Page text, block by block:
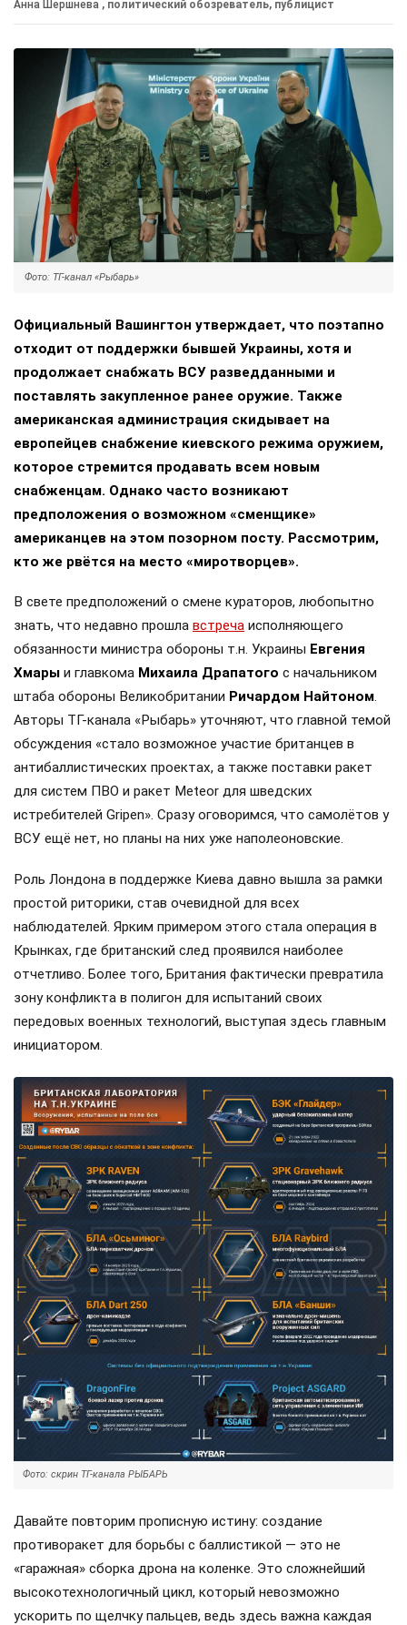
Анна Шершнева , политический обозреватель, публицист
Фото: ТГ-канал «Рыбарь»
Официальный Вашингтон утверждает, что поэтапно
отходит от поддержки бывшей Украины, хотя и
продолжает снабжать ВСУ разведданными и
поставлять закупленное ранее оружие. Также
американская администрация скидывает на
европейцев снабжение киевского режима оружием,
которое стремится продавать всем новым
снабженцам. Однако часто возникают
предположения о возможном «сменщике»
американцев на этом позорном посту. Рассмотрим,
кто же рвётся на место «миротворцев».
В свете предположений о смене кураторов, любопытно
знать, что недавно прошла встреча исполняющего
обязанности министра обороны т.н. Украины Евгения
Хмары и главкома Михаила Драпатого с начальником
штаба обороны Великобритании Ричардом Найтоном.
Авторы ТГ-канала «Рыбарь» уточняют, что главной темой
обсуждения «стало возможное участие британцев в
антибаллистических проектах, а также поставки ракет
для систем ПВО и ракет Meteor для шведских
истребителей Gripen». Сразу оговоримся, что самолётов у
ВСУ ещё нет, но планы на них уже наполеоновские.
Роль Лондона в поддержке Киева давно вышла за рамки
простой риторики, став очевидной для всех
наблюдателей. Ярким примером этого стала операция в
Крынках, где британский след проявился наиболее
отчетливо. Более того, Британия фактически превратила
зону конфликта в полигон для испытаний своих
передовых военных технологий, выступая здесь главным
инициатором.
Фото: скрин ТГ-канала РЫБАРЬ
Давайте повторим прописную истину: создание
противоракет для борьбы с баллистикой — это не
«гаражная» сборка дрона на коленке. Это сложнейший
высокотехнологичный цикл, который невозможно
ускорить по щелчку пальцев, ведь здесь важна каждая